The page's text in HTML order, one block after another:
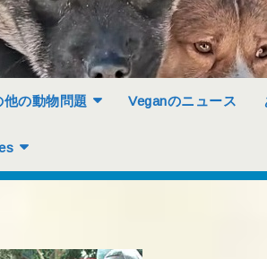
他の動物問題 Veganのニュース